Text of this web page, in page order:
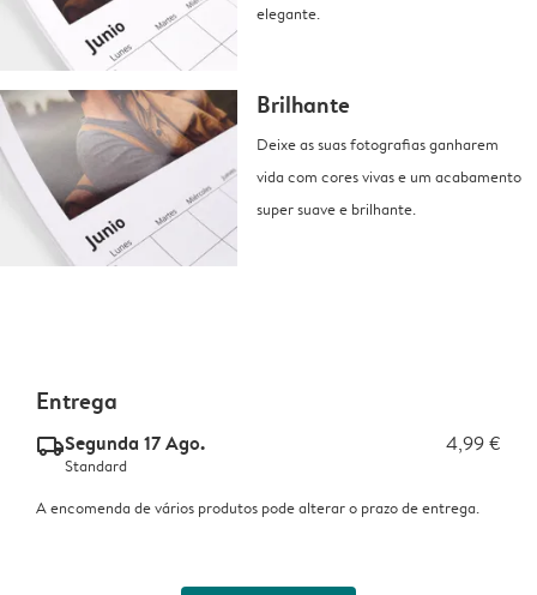
elegante.
Brilhante
Deixe as suas fotografias ganharem
vida com cores vivas e um acabamento
super suave e brilhante.
Entrega
delivery_standard_v2Segunda 17 Ago. 4,99 €
Standard
A encomenda de vários produtos pode alterar o prazo de entrega.